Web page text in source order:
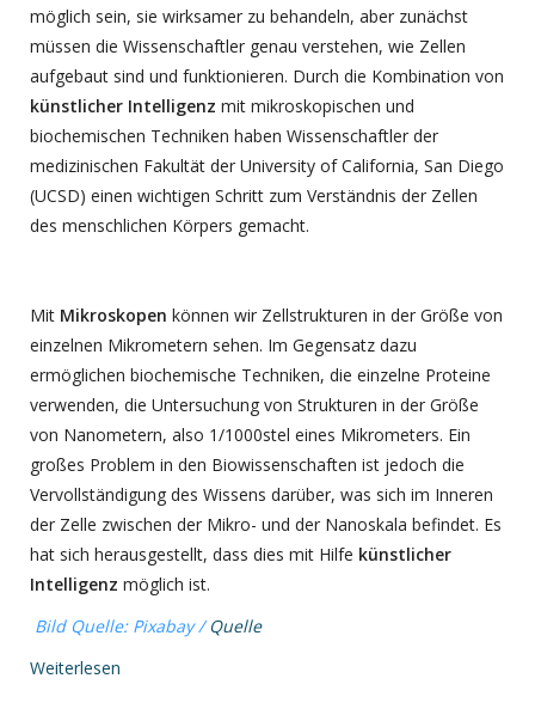
möglich sein, sie wirksamer zu behandeln, aber zunächst
müssen die Wissenschaftler genau verstehen, wie Zellen
aufgebaut sind und funktionieren. Durch die Kombination von
künstlicher Intelligenz mit mikroskopischen und
biochemischen Techniken haben Wissenschaftler der
medizinischen Fakultät der University of California, San Diego
(UCSD) einen wichtigen Schritt zum Verständnis der Zellen
des menschlichen Körpers gemacht.
Mit Mikroskopen können wir Zellstrukturen in der Größe von
einzelnen Mikrometern sehen. Im Gegensatz dazu
ermöglichen biochemische Techniken, die einzelne Proteine
verwenden, die Untersuchung von Strukturen in der Größe
von Nanometern, also 1/1000stel eines Mikrometers. Ein
großes Problem in den Biowissenschaften ist jedoch die
Vervollständigung des Wissens darüber, was sich im Inneren
der Zelle zwischen der Mikro- und der Nanoskala befindet. Es
hat sich herausgestellt, dass dies mit Hilfe künstlicher
Intelligenz möglich ist.
Bild Quelle: Pixabay /Quelle
Weiterlesen